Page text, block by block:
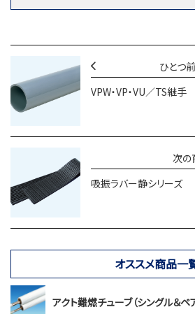
ひとつ
VPW・VP・VU／TS継手
次の
吸振ラバー静シリーズ
オススメ商品一
アクト難燃チューブ（シングル＆ペ